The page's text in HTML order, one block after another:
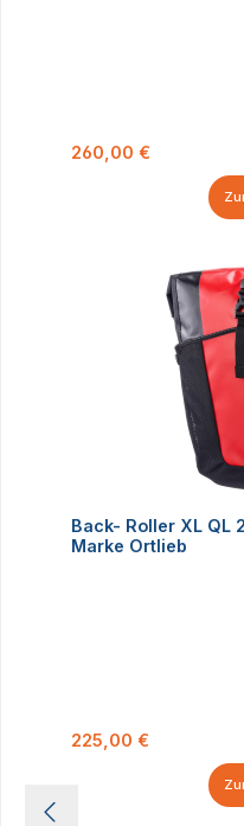
Regulärer Preis:
260,00 €
Back- Roller XL QL
Marke Ortlieb
Regulärer Preis:
225,00 €